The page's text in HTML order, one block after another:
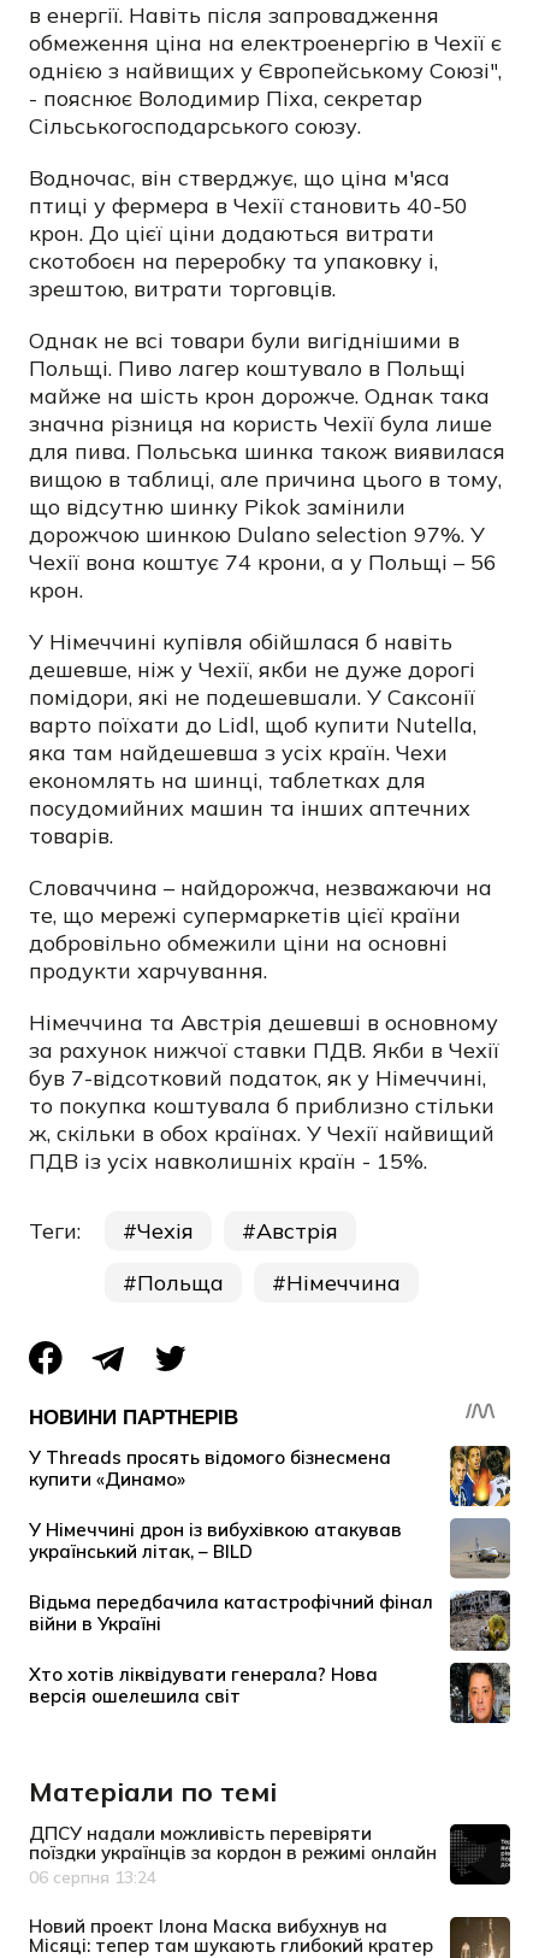
в енергії. Навіть після запровадження
обмеження ціна на електроенергію в Чехії є
однією з найвищих у Європейському Союзі",
- пояснює Володимир Піха, секретар
Сільськогосподарського союзу.
Водночас, він стверджує, що ціна м'яса
птиці у фермера в Чехії становить 40-50
крон. До цієї ціни додаються витрати
скотобоєн на переробку та упаковку і,
зрештою, витрати торговців.
Однак не всі товари були вигіднішими в
Польщі. Пиво лагер коштувало в Польщі
майже на шість крон дорожче. Однак така
значна різниця на користь Чехії була лише
для пива. Польська шинка також виявилася
вищою в таблиці, але причина цього в тому,
що відсутню шинку Pikok замінили
дорожчою шинкою Dulano selection 97%. У
Чехії вона коштує 74 крони, а у Польщі – 56
крон.
У Німеччині купівля обійшлася б навіть
дешевше, ніж у Чехії, якби не дуже дорогі
помідори, які не подешевшали. У Саксонії
варто поїхати до Lidl, щоб купити Nutella,
яка там найдешевша з усіх країн. Чехи
економлять на шинці, таблетках для
посудомийних машин та інших аптечних
товарів.
Словаччина – найдорожча, незважаючи на
те, що мережі супермаркетів цієї країни
добровільно обмежили ціни на основні
продукти харчування.
Німеччина та Австрія дешевші в основному
за рахунок нижчої ставки ПДВ. Якби в Чехії
був 7-відсотковий податок, як у Німеччині,
то покупка коштувала б приблизно стільки
ж, скільки в обох країнах. У Чехії найвищий
ПДВ із усіх навколишніх країн - 15%.
Теги: Чехія
Австрія
Польща
Німеччина
Матеріали по темі
ДПСУ надали можливість перевіряти
поїздки українців за кордон в режимі онлайн
Дата публікації
06 серпня 13:24
Новий проект Ілона Маска вибухнув на
Місяці: тепер там шукають глибокий кратер